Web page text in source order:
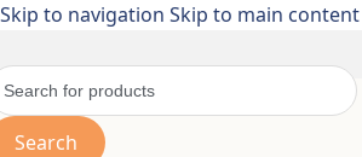
Skip to navigation Skip to main content
Search